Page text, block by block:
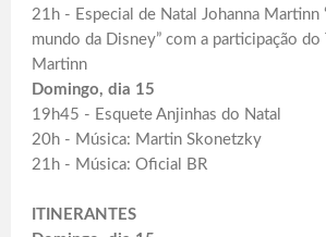
21h - Especial de Natal Johanna Martinn
mundo da Disney” com a participação do
Martinn
Domingo, dia 15
19h45 - Esquete Anjinhas do Natal
20h - Música: Martin Skonetzky
21h - Música: Oficial BR
ITINERANTES